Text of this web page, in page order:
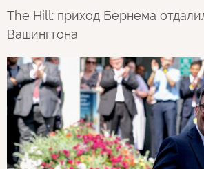
The Hill: приход Бернема
Вашингтона